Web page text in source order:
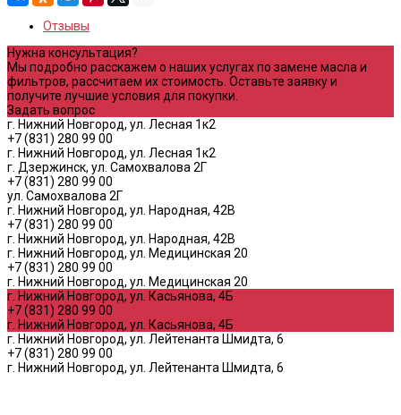
Отзывы
Нужна консультация?
Мы подробно расскажем о наших услугах по замене масла и
фильтров, рассчитаем их стоимость. Оставьте заявку и
получите лучшие условия для покупки.
Задать вопрос
г. Нижний Новгород, ул. Лесная 1к2
+7 (831) 280 99 00
г. Нижний Новгород, ул. Лесная 1к2
г. Дзержинск, ул. Самохвалова 2Г
+7 (831) 280 99 00
ул. Самохвалова 2Г
г. Нижний Новгород, ул. Народная, 42В
+7 (831) 280 99 00
г. Нижний Новгород, ул. Народная, 42В
г. Нижний Новгород, ул. Медицинская 20
+7 (831) 280 99 00
г. Нижний Новгород, ул. Медицинская 20
г. Нижний Новгород, ул. Касьянова, 4Б
+7 (831) 280 99 00
г. Нижний Новгород, ул. Касьянова, 4Б
г. Нижний Новгород, ул. Лейтенанта Шмидта, 6
+7 (831) 280 99 00
г. Нижний Новгород, ул. Лейтенанта Шмидта, 6